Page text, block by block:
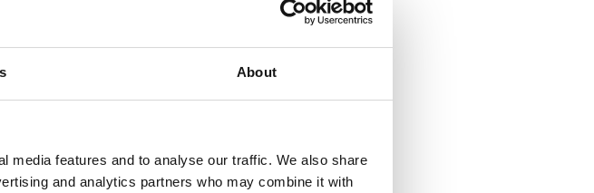
About
media features and to analyse our traffic. We also share
and analytics partners who may combine it with
Vzdálenost od restaurace:500